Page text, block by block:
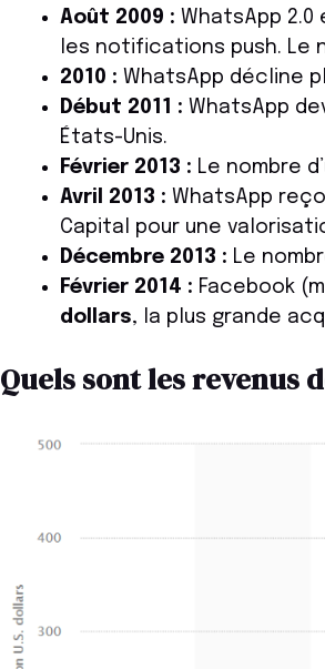
Août 2009 : WhatsApp
les notifications push. Le
2010 : WhatsApp décline
Début 2011 : WhatsApp
États-Unis.
Février 2013 : Le nombre
Avril 2013 : WhatsApp
Capital pour une
Décembre 2013 : Le
Février 2014 : Facebook
dollars, la plus grande
Quels sont les revenus